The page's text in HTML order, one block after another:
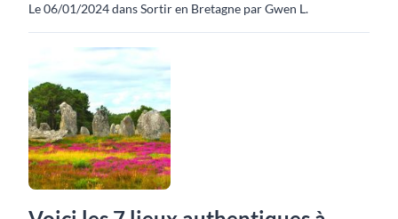
Le 06/01/2024 dans Sortir en Bretagne par Gwen L.